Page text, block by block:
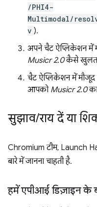
/PHI4-
Multimodal/
v ).
अपने चैट ऐप्लिकेशन में
Musicr 2.0कैसे खुलता
चैट ऐप्लिकेशन में
आपको Musicr 2.0का
सुझाव/राय दें या
Chromium टीम, Launch
बारे में जानना चाहती है.
हमें एपीआई डिज़ाइन के